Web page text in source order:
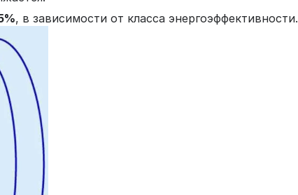
, в зависимости от класса энергоэффективности.